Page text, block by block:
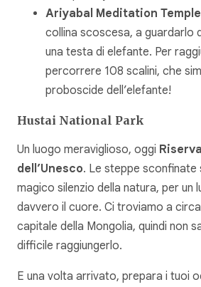
Ariyabal Meditation Temple
collina scoscesa, a guardarlo
una testa di elefante. Per
percorrere 108 scalini, che
proboscide dell’elefante!
Hustai National Park
Un luogo meraviglioso, oggi
dell’Unesco. Le steppe sconfinate
magico silenzio della natura, per un
davvero il cuore. Ci troviamo a
capitale della Mongolia, quindi non
difficile raggiungerlo.
E una volta arrivato, prepara i tuoi